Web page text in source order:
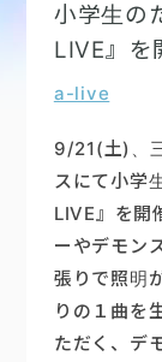
大人のコース
講師募集情報
イベント情報
楽器販売
小学生の
LIVE』を
a-live
9/21(土)、
スにて小学
LIVE』を開
ーやデモン
張りで照明
りの１曲を
ただく、デ